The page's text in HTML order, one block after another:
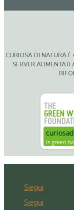
CURIOSA DI NATURA È
SERVER
Segui
Segui